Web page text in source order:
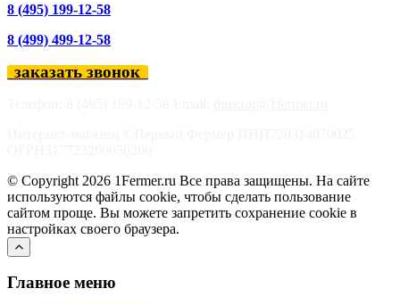
8 (495) 199-12-58
8 (499) 499-12-58
заказать звонок
© Copyright 2026 1Fermer.ru Все права защищены. На сайте
используются файлы cookie, чтобы сделать пользование
сайтом проще. Вы можете запретить сохранение cookie в
настройках своего браузера.
Главное меню